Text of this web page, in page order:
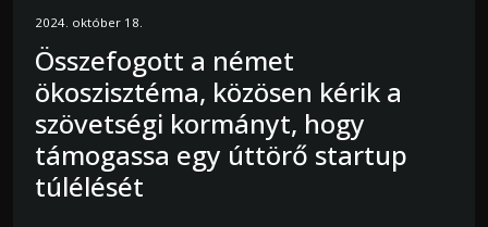
2024. október 18.
Összefogott a német
ökoszisztéma, közösen kérik a
szövetségi kormányt, hogy
támogassa egy úttörő startup
túlélését